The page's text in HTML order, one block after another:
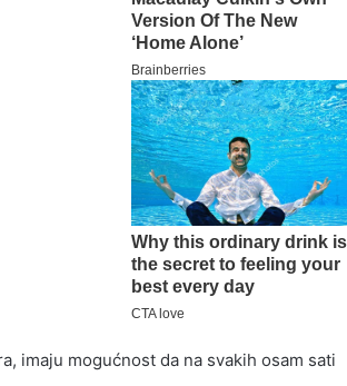
imaju mogućnost da na svakih osam sati